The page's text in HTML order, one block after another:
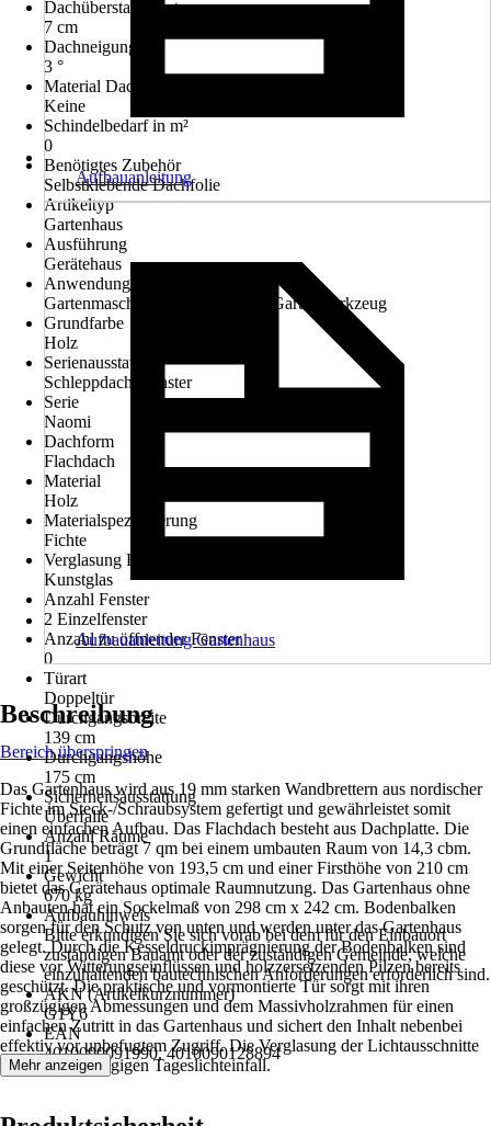
Dachüberstand hinten
7 cm
Dachneigung
3 °
Material Dacheindeckung
Keine
Schindelbedarf in m²
0
Benötigtes Zubehör
Selbstklebende Dachfolie
Artikeltyp
Gartenhaus
Ausführung
Gerätehaus
Anwendungsbereich
Gartenmaschinen, Gartenmöbel, Gartenwerkzeug
Grundfarbe
Holz
Serienausstattung
Schleppdach, Fenster
Serie
Naomi
Dachform
Flachdach
Material
Holz
Materialspezifizierung
Fichte
Verglasung Fenster
Kunstglas
Anzahl Fenster
2 Einzelfenster
Anzahl zu öffnender Fenster
0
Türart
Doppeltür
Durchgangsbreite
139 cm
Durchgangshöhe
175 cm
Sicherheitsausstattung
Überfalle
Anzahl Räume
1
Gewicht
670 kg
Aufbauhinweis
Bitte erkundigen Sie sich vorab bei dem für den Einbauort
zuständigen Bauamt oder der zuständigen Gemeinde, welche
einzuhaltenden bautechnischen Anforderungen erforderlich sind.
AKN (Artikelkurznummer)
G1Y6
EAN
4010090091990, 4010090128894
Aufbauanleitung
Aufbauanleitung Gartenhaus
Beschreibung
Bereich überspringen
Das Gartenhaus wird aus 19 mm starken Wandbrettern aus nordischer
Fichte im Steck-/Schraubsystem gefertigt und gewährleistet somit
einen einfachen Aufbau. Das Flachdach besteht aus Dachplatte. Die
Grundfläche beträgt 7 qm bei einem umbauten Raum von 14,3 cbm.
Mit einer Seitenhöhe von 193,5 cm und einer Firsthöhe von 210 cm
bietet das Gerätehaus optimale Raumnutzung. Das Gartenhaus ohne
Anbauten hat ein Sockelmaß von 298 cm x 242 cm. Bodenbalken
sorgen für den Schutz von unten und werden unter das Gartenhaus
gelegt. Durch die Kesseldruckimprägnierung der Bodenbalken sind
diese vor Witterungseinflüssen und holzzersetzenden Pilzen bereits
geschützt. Die praktische und vormontierte Tür sorgt mit ihren
großzügigen Abmessungen und dem Massivholzrahmen für einen
einfachen Zutritt in das Gartenhaus und sichert den Inhalt nebenbei
effektiv vor unbefugtem Zugriff. Die Verglasung der Lichtausschnitte
sorgt für großzügigen Tageslichteinfall.
Mehr anzeigen